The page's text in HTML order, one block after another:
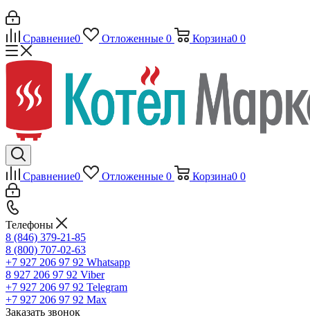
Сравнение0 Отложенные 0 Корзина0 0
Сравнение0 Отложенные 0 Корзина0 0
Телефоны
8 (846) 379-21-85
8 (800) 707-02-63
+7 927 206 97 92 Whatsapp
8 927 206 97 92 Viber
+7 927 206 97 92 Telegram
+7 927 206 97 92 Max
Заказать звонок